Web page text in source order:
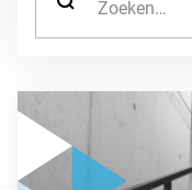
GA NAAR “DE